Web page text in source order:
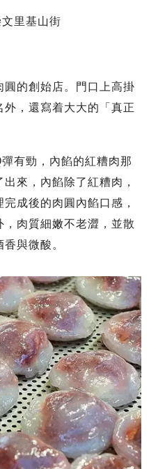
里基山街
的創始店。門口上高掛
，還寫着大大的「真正
有勁，內餡的紅糟肉那
來，內餡除了紅糟肉，
成後的肉圓內餡口感，
肉質細嫩不老澀，並散
與微酸。